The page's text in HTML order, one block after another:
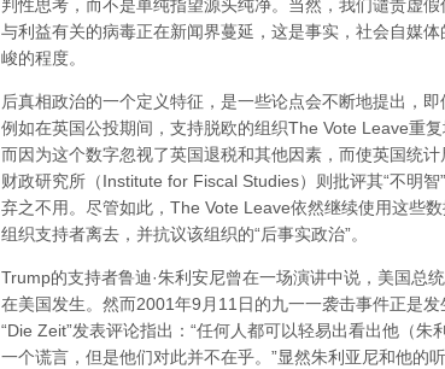
判性思考，而不是单纯指望源头纯净。当然，我们谴责虚
与利益有关的病毒正在新闻界蔓延，这是事实，社会自媒
峻的程度。
后真相政治的一个定义特征，是一些论点会不断地提出，
例如在英国公投期间，支持脱欧的组织The Vote Leave重
而因为这个数字忽视了英国退税和其他因素，而使英国统计
财政研究所（Institute for Fiscal Studies）则批评其“不明
弃之不用。尽管如此，The Vote Leave依然继续使用这些
组织支持者离去，并抗议该组织的“后事实政治”。
Trump的支持者鲁迪·朱利安尼曾在一场演讲中说，美国总
在美国发生。然而2001年9月11日的九一一袭击事件正是
“Die Zeit”发表评论指出：“任何人都可以轻易出看出他（
一个谎言，但是他们对此并不在乎。”显然朱利亚尼和他的